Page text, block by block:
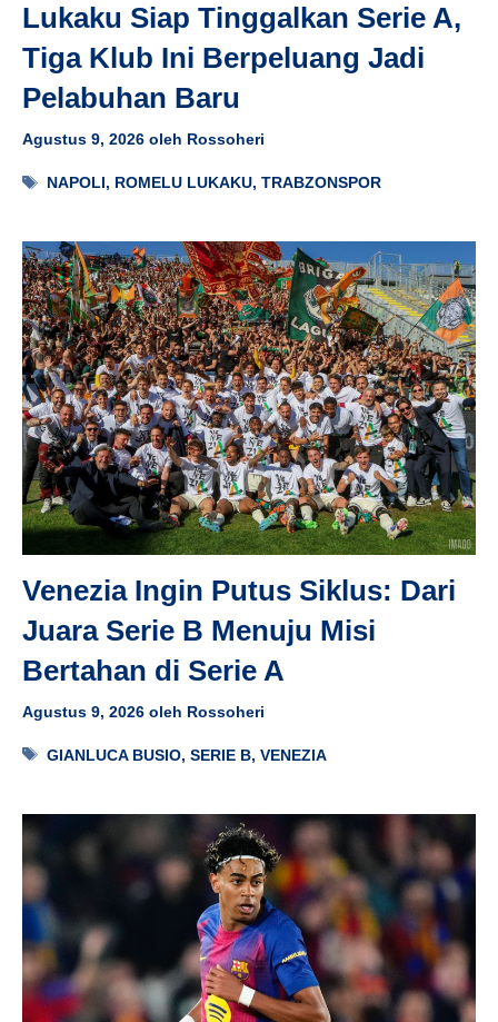
Lukaku Siap Tinggalkan Serie A,
Tiga Klub Ini Berpeluang Jadi
Pelabuhan Baru
Agustus 9, 2026 oleh Rossoheri
Tag
NAPOLI, ROMELU LUKAKU,TRABZONSPOR
Venezia Ingin Putus Siklus: Dari
Juara Serie B Menuju Misi
Bertahan di Serie A
Agustus 9, 2026 oleh Rossoheri
Tag
GIANLUCA BUSIO,SERIE B,VENEZIA